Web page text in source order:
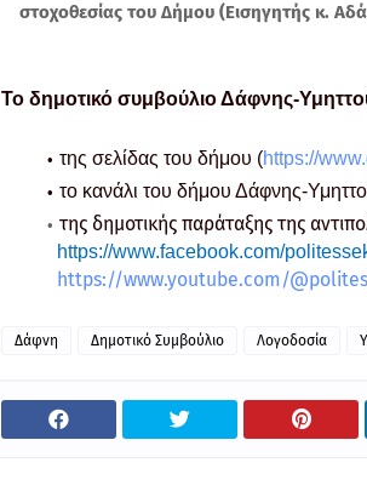
στοχοθεσίας του Δήμου (Εισηγητής κ.
Το δημοτικό συμβούλιο Δάφνης-
της σελίδας του δήμου (https://
το κανάλι του δήμου Δάφνης-
της δημοτικής παράταξης της
https://www.facebook.com/
https://www.youtube.com/
Δάφνη Δημοτικό Συμβούλιο Λογοδοσία